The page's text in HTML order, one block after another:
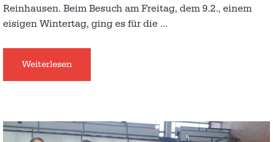
Reinhausen. Beim Besuch am Freitag, dem 9.2., einem
eisigen Wintertag, ging es für die …
Weiterlesen